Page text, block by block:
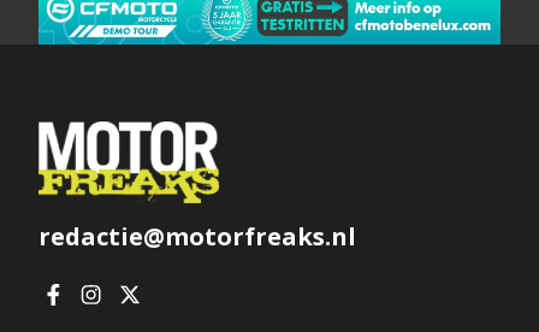
redactie@motorfreaks.nl